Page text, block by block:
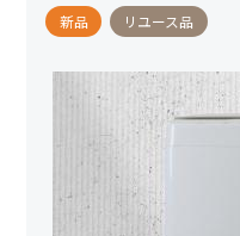
新品 リユース品